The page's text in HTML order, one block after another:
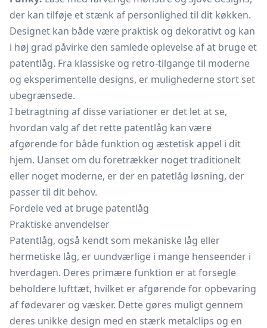
der kan tilføje et stænk af personlighed til dit køkken.
Designet kan både være praktisk og dekorativt og kan
i høj grad påvirke den samlede oplevelse af at bruge et
patentlåg. Fra klassiske og retro-tilgange til moderne
og eksperimentelle designs, er mulighederne stort set
ubegrænsede.
I betragtning af disse variationer er det let at se,
hvordan valg af det rette patentlåg kan være
afgørende for både funktion og æstetisk appel i dit
hjem. Uanset om du foretrækker noget traditionelt
eller noget moderne, er der en patetlåg løsning, der
passer til dit behov.
Fordele ved at bruge patentlåg
Praktiske anvendelser
Patentlåg, også kendt som mekaniske låg eller
hermetiske låg, er uundværlige i mange henseender i
hverdagen. Deres primære funktion er at forsegle
beholdere lufttæt, hvilket er afgørende for opbevaring
af fødevarer og væsker. Dette gøres muligt gennem
deres unikke design med en stærk metalclips og en